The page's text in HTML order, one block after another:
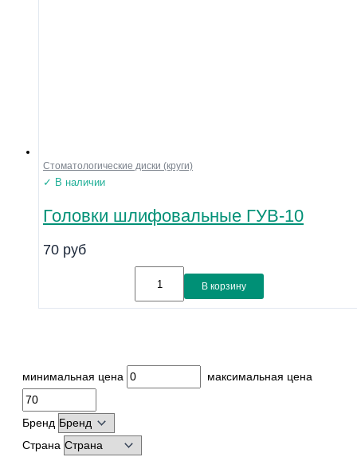
минимальная цена максимальная цена
Бренд
Страна
Стоматологические диски (круги)
✓ В наличии
Головки шлифовальные ГУВ-10
70 руб
В корзину